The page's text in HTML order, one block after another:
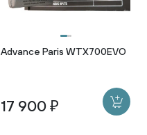
Advance Paris WTX700EVO
17 900 ₽